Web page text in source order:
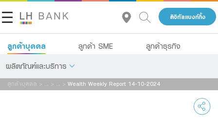
ดิจิทัลแบงก์กิ้ง
ลูกค้าบุคคล ลูกค้า SME ลูกค้าธุรกิจ
ผลิตภัณฑ์และบริการ
เกี่ยวกับเรา
ลูกค้าบุคคล > > > Wealth Weekly Report 14-10-2024